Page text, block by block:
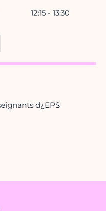
12:15 - 13:30
d¿EPS